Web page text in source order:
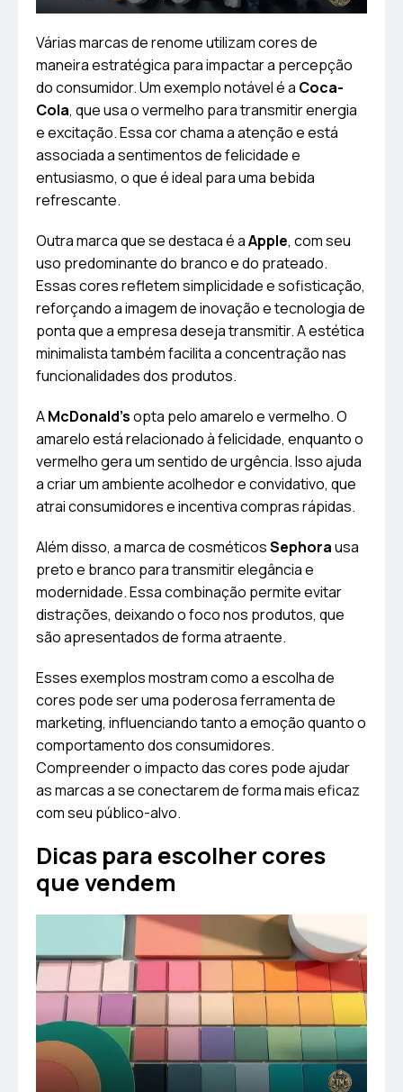
Várias marcas de renome utilizam cores de
maneira estratégica para impactar a percepção
do consumidor. Um exemplo notável é a Coca-
Cola, que usa o vermelho para transmitir energia
e excitação. Essa cor chama a atenção e está
associada a sentimentos de felicidade e
entusiasmo, o que é ideal para uma bebida
refrescante.
Outra marca que se destaca é aApple, com seu
uso predominante do branco e do prateado.
Essas cores refletem simplicidade e sofisticação,
reforçando a imagem de inovação e tecnologia de
ponta que a empresa deseja transmitir. A estética
minimalista também facilita a concentração nas
funcionalidades dos produtos.
AMcDonald’sopta pelo amarelo e vermelho. O
amarelo está relacionado à felicidade, enquanto o
vermelho gera um sentido de urgência. Isso ajuda
a criar um ambiente acolhedor e convidativo, que
atrai consumidores e incentiva compras rápidas.
Além disso, a marca de cosméticosSephorausa
preto e branco para transmitir elegância e
modernidade. Essa combinação permite evitar
distrações, deixando o foco nos produtos, que
são apresentados de forma atraente.
Esses exemplos mostram como a escolha de
cores pode ser uma poderosa ferramenta de
marketing, influenciando tanto a emoção quanto o
comportamento dos consumidores.
Compreender o impacto das cores pode ajudar
as marcas a se conectarem de forma mais eficaz
com seu público-alvo.
Dicas para escolher cores
que vendem